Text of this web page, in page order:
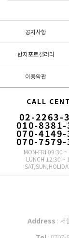
공지사항
반지포토갤러리
이용약관
CALL
02-2263-
010-8381-
070-4149-
070-7579-
MON-FRI 09:30
LUNCH 12:30 ~
Address : 서